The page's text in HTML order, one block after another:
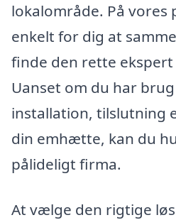
lokalområde. På
enkelt for dig at
finde den rette
Uanset om du har
installation, tilslutning
din emhætte, kan du
pålideligt firma.
At vælge den rigtige